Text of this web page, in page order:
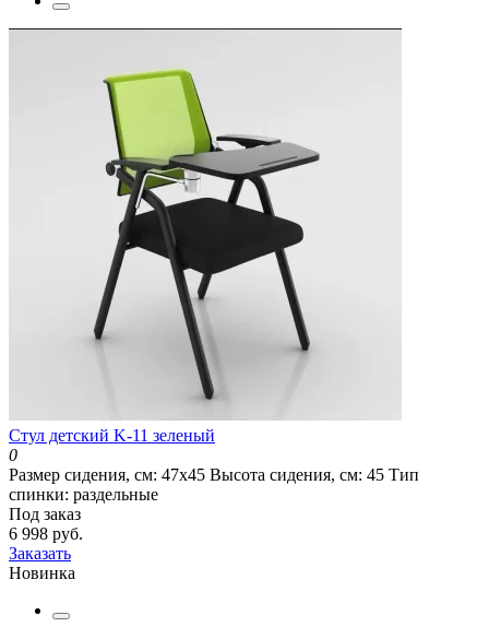
Cтул детский K-11 зеленый
0
Размер сидения, см: 47х45 Высота сидения, см: 45 Тип
спинки: раздельные
Под заказ
6 998 руб.
Заказать
Новинка